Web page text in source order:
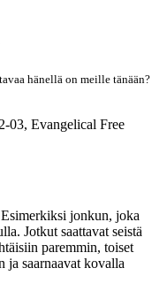
hänellä on meille tänään?
03, Evangelical Free
jonkun, joka
Jotkut saattavat seistä
paremmin, toiset
ja saarnaavat kovalla